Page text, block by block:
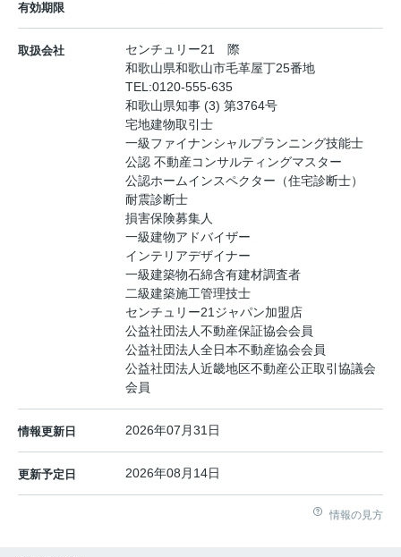
有効期限
取扱会社
センチュリー21 際
和歌山県和歌山市毛革屋丁25番地
TEL:0120-555-635
和歌山県知事 (3) 第3764号
宅地建物取引士
一級ファイナンシャルプランニング技能士
公認 不動産コンサルティングマスター
公認ホームインスペクター（住宅診断士）
耐震診断士
損害保険募集人
一級建物アドバイザー
インテリアデザイナー
一級建築物石綿含有建材調査者
二級建築施工管理技士
センチュリー21ジャパン加盟店
公益社団法人不動産保証協会会員
公益社団法人全日本不動産協会会員
公益社団法人近畿地区不動産公正取引協議会
会員
情報更新日 2026年07月31日
更新予定日 2026年08月14日
情報の見方